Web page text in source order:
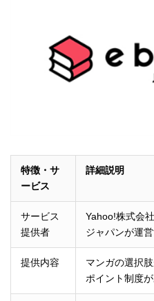
特徴・サ
ービス
詳細説明
サービス
提供者
Yahoo!株式会
ジャパンが運
提供内容
マンガの選択
ポイント制度が